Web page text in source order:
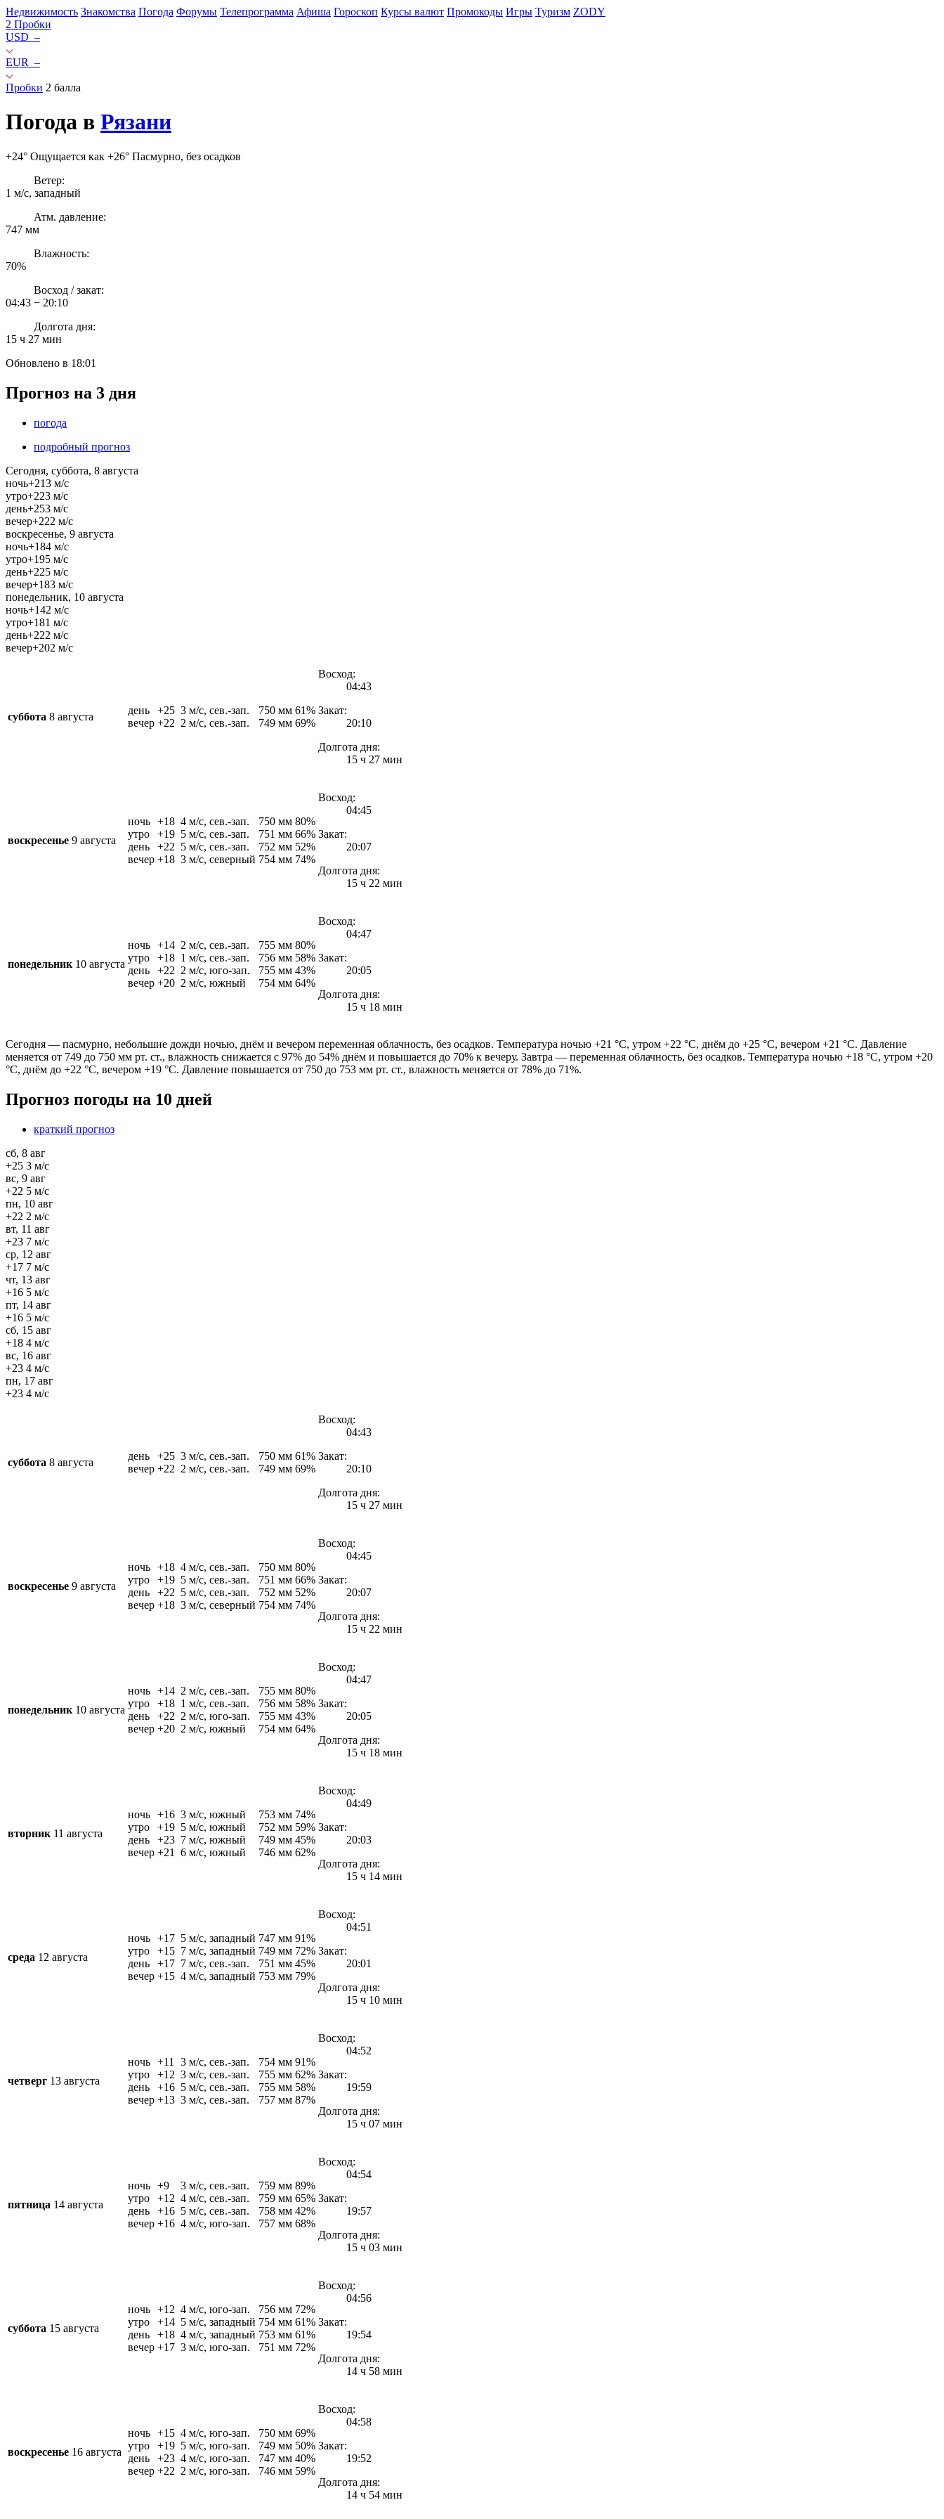
Недвижимость Знакомства Погода Форумы Телепрограмма Афиша Гороскоп Курсы валют Промокоды Игры Туризм ZODY
2 Пробки
USD –
EUR –
Пробки 2 балла
Погода в Рязани
+24° Ощущается как +26° Пасмурно, без осадков
Ветер:
1 м/c, западный
Атм. давление:
747 мм
Влажность:
70%
Восход / закат:
04:43 − 20:10
Долгота дня:
15 ч 27 мин
Обновлено в 18:01
Прогноз на 3 дня
погода
подробный прогноз
Сегодня, суббота, 8 августа
ночь+213 м/c
утро+223 м/c
день+253 м/c
вечер+222 м/c
воскресенье, 9 августа
ночь+184 м/c
утро+195 м/c
день+225 м/c
вечер+183 м/c
понедельник, 10 августа
ночь+142 м/c
утро+181 м/c
день+222 м/c
вечер+202 м/c
суббота 8 августа
день
вечер
+25
+22
3 м/c, сев.-зап.
2 м/c, сев.-зап.
750 мм
749 мм
61%
69%
Восход:
04:43
Закат:
20:10
Долгота дня:
15 ч 27 мин
воскресенье 9 августа
ночь
утро
день
вечер
+18
+19
+22
+18
4 м/c, сев.-зап.
5 м/c, сев.-зап.
5 м/c, сев.-зап.
3 м/c, северный
750 мм
751 мм
752 мм
754 мм
80%
66%
52%
74%
Восход:
04:45
Закат:
20:07
Долгота дня:
15 ч 22 мин
понедельник 10 августа
ночь
утро
день
вечер
+14
+18
+22
+20
2 м/c, сев.-зап.
1 м/c, сев.-зап.
2 м/c, юго-зап.
2 м/c, южный
755 мм
756 мм
755 мм
754 мм
80%
58%
43%
64%
Восход:
04:47
Закат:
20:05
Долгота дня:
15 ч 18 мин
Сегодня — пасмурно, небольшие дожди ночью, днём и вечером переменная облачность, без осадков. Температура ночью +21 °C, утром +22 °C, днём до +25 °C, вечером +21 °C. Давление
меняется от 749 до 750 мм рт. ст., влажность снижается с 97% до 54% днём и повышается до 70% к вечеру. Завтра — переменная облачность, без осадков. Температура ночью +18 °C, утром +20
°C, днём до +22 °C, вечером +19 °C. Давление повышается от 750 до 753 мм рт. ст., влажность меняется от 78% до 71%.
Прогноз погоды на 10 дней
краткий прогноз
сб, 8 авг
+25 3 м/c
вс, 9 авг
+22 5 м/c
пн, 10 авг
+22 2 м/c
вт, 11 авг
+23 7 м/c
ср, 12 авг
+17 7 м/c
чт, 13 авг
+16 5 м/c
пт, 14 авг
+16 5 м/c
сб, 15 авг
+18 4 м/c
вс, 16 авг
+23 4 м/c
пн, 17 авг
+23 4 м/c
суббота 8 августа
день
вечер
+25
+22
3 м/c, сев.-зап.
2 м/c, сев.-зап.
750 мм
749 мм
61%
69%
Восход:
04:43
Закат:
20:10
Долгота дня:
15 ч 27 мин
воскресенье 9 августа
ночь
утро
день
вечер
+18
+19
+22
+18
4 м/c, сев.-зап.
5 м/c, сев.-зап.
5 м/c, сев.-зап.
3 м/c, северный
750 мм
751 мм
752 мм
754 мм
80%
66%
52%
74%
Восход:
04:45
Закат:
20:07
Долгота дня:
15 ч 22 мин
понедельник 10 августа
ночь
утро
день
вечер
+14
+18
+22
+20
2 м/c, сев.-зап.
1 м/c, сев.-зап.
2 м/c, юго-зап.
2 м/c, южный
755 мм
756 мм
755 мм
754 мм
80%
58%
43%
64%
Восход:
04:47
Закат:
20:05
Долгота дня:
15 ч 18 мин
вторник 11 августа
ночь
утро
день
вечер
+16
+19
+23
+21
3 м/c, южный
5 м/c, южный
7 м/c, южный
6 м/c, южный
753 мм
752 мм
749 мм
746 мм
74%
59%
45%
62%
Восход:
04:49
Закат:
20:03
Долгота дня:
15 ч 14 мин
среда 12 августа
ночь
утро
день
вечер
+17
+15
+17
+15
5 м/c, западный
7 м/c, западный
7 м/c, сев.-зап.
4 м/c, западный
747 мм
749 мм
751 мм
753 мм
91%
72%
45%
79%
Восход:
04:51
Закат:
20:01
Долгота дня:
15 ч 10 мин
четверг 13 августа
ночь
утро
день
вечер
+11
+12
+16
+13
3 м/c, сев.-зап.
3 м/c, сев.-зап.
5 м/c, сев.-зап.
3 м/c, сев.-зап.
754 мм
755 мм
755 мм
757 мм
91%
62%
58%
87%
Восход:
04:52
Закат:
19:59
Долгота дня:
15 ч 07 мин
пятница 14 августа
ночь
утро
день
вечер
+9
+12
+16
+16
3 м/c, сев.-зап.
4 м/c, сев.-зап.
5 м/c, сев.-зап.
4 м/c, юго-зап.
759 мм
759 мм
758 мм
757 мм
89%
65%
42%
68%
Восход:
04:54
Закат:
19:57
Долгота дня:
15 ч 03 мин
суббота 15 августа
ночь
утро
день
вечер
+12
+14
+18
+17
4 м/c, юго-зап.
5 м/c, западный
4 м/c, западный
3 м/c, юго-зап.
756 мм
754 мм
753 мм
751 мм
72%
61%
61%
72%
Восход:
04:56
Закат:
19:54
Долгота дня:
14 ч 58 мин
воскресенье 16 августа
ночь
утро
день
вечер
+15
+19
+23
+22
4 м/c, юго-зап.
5 м/c, юго-зап.
4 м/c, юго-зап.
2 м/c, юго-зап.
750 мм
749 мм
747 мм
746 мм
69%
50%
40%
59%
Восход:
04:58
Закат:
19:52
Долгота дня:
14 ч 54 мин